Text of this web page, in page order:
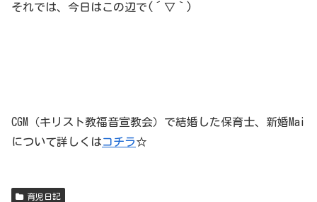
それでは、今日はこの辺で(´▽｀)
CGM（キリスト教福音宣教会）で結婚した保育士、新婚Mai
について詳しくはコチラ☆
育児日記